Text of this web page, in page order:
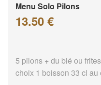
Menu Solo Pilons
13.50 €
5 pilons + du blé ou
choix 1 boisson 33 cl au